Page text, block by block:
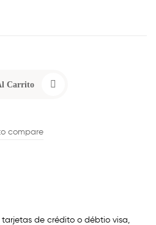
Carrito
compare
de crédito o débtio visa,